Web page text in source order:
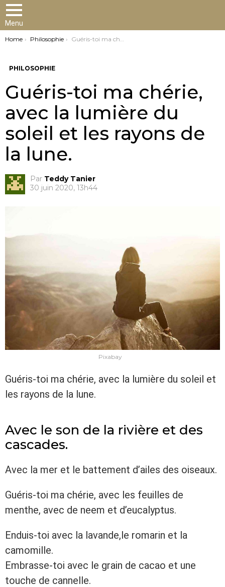
Menu
You are here:
Home Philosophie Guéris-toi ma chérie, avec la lumière du soleil et les rayons de la lune.
PHILOSOPHIE
Guéris-toi ma chérie,
avec la lumière du
soleil et les rayons de
la lune.
Par Teddy Tanier
30 juin 2020, 13h44
Pixabay
Guéris-toi ma chérie, avec la lumière du soleil et
les rayons de la lune.
Avec le son de la rivière et des
cascades.
Avec la mer et le battement d’ailes des oiseaux.
Guéris-toi ma chérie, avec les feuilles de
menthe, avec de neem et d’eucalyptus.
Enduis-toi avec la lavande,le romarin et la
camomille.
Embrasse-toi avec le grain de cacao et une
touche de cannelle.